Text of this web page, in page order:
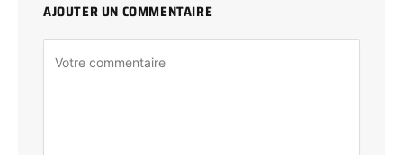
AJOUTER UN COMMENTAIRE